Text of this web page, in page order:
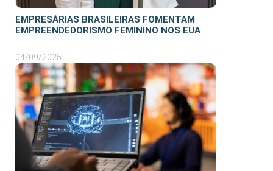
EMPRESÁRIAS BRASILEIRAS FOMENTAM
EMPREENDEDORISMO FEMININO NOS EUA
04/09/2025